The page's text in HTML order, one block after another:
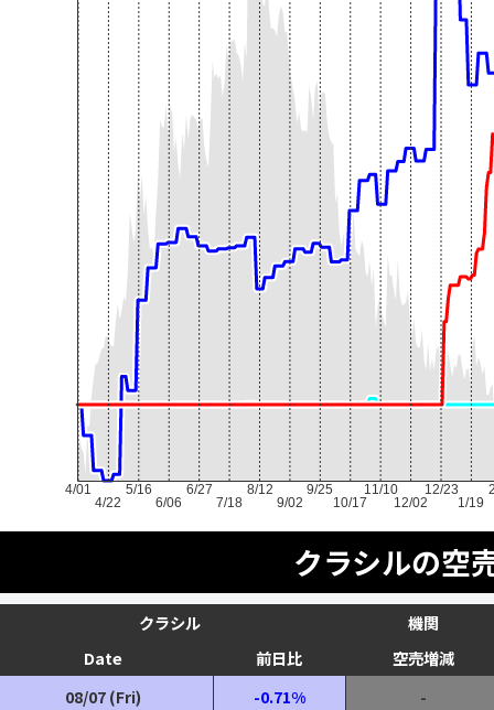
4/01
4/22
5/16
6/06
6/27
7/18
8/12
9/02
9/25
10/17
11/10
12/02
12/23
1/19
クラシルの空
クラシル
機関
Date
前日比 空売増減
08/07 (Fri) -0.71%
-